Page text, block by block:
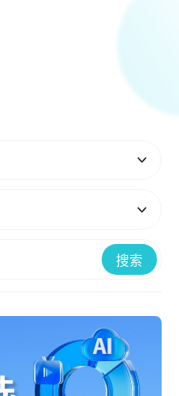
搜索